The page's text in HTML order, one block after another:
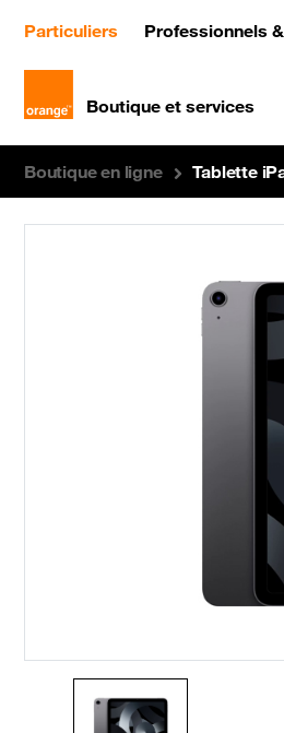
Particuliers (current)
Professionnels
Boutique et services
Boutique en ligne Tablette